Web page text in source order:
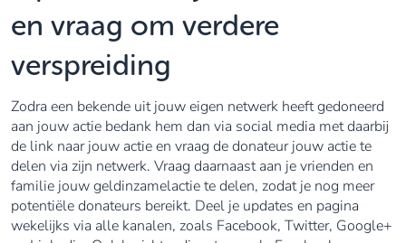
en vraag om verdere
verspreiding
Zodra een bekende uit jouw eigen netwerk heeft gedoneerd
aan jouw actie bedank hem dan via social media met daarbij
de link naar jouw actie en vraag de donateur jouw actie te
delen via zijn netwerk. Vraag daarnaast aan je vrienden en
familie jouw geldinzamelactie te delen, zodat je nog meer
potentiële donateurs bereikt. Deel je updates en pagina
wekelijks via alle kanalen, zoals Facebook, Twitter, Google+